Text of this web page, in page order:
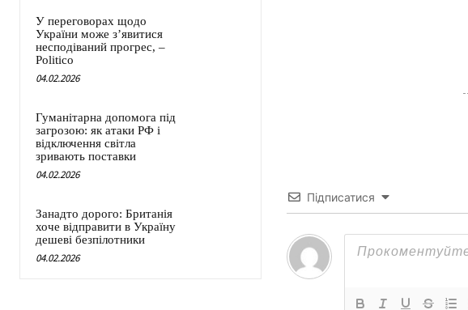
У переговорах щодо
України може з’явитися
несподіваний прогрес, –
Politico
04.02.2026
Гуманітарна допомога під
загрозою: як атаки РФ і
відключення світла
зривають поставки
04.02.2026
Занадто дорого: Британія
хоче відправити в Україну
дешеві безпілотники
04.02.2026
Підписатися